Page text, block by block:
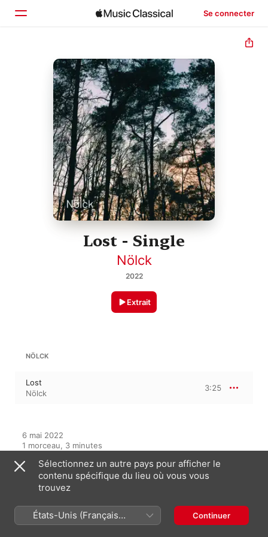
Se connecter
Accueil
Parcourir
Rechercher
Lost - Single
Nölck
2022
Extrait
NÖLCK
Lost
Nölck
3:25
6 mai 2022
1 morceau, 3 minutes
Sélectionnez un autre pays pour afficher le
contenu spécifique du lieu où vous vous
trouvez
États-Unis (Français
France)
Continuer